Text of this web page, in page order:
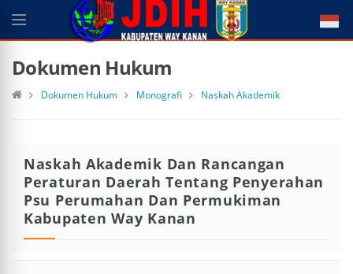
Dokumen Hukum
Dokumen Hukum Monografi Naskah Akademik
Naskah Akademik Dan Rancangan
Peraturan Daerah Tentang Penyerahan
Psu Perumahan Dan Permukiman
Kabupaten Way Kanan